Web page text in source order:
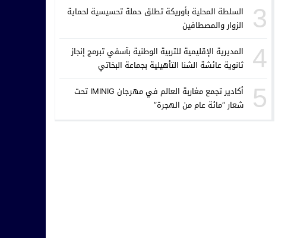
3
السلطة المحلية بأوريكة تطلق حملة تحسيسية لحماية
الزوار والمصطافين
4
المديرية الإقليمية للتربية الوطنية بآسفي تبرمج إنجاز
ثانوية عائشة الشنا التأهيلية بجماعة البخاتي
5
أكادير تجمع مغاربة العالم في مهرجان IMINIG تحت
شعار “مائة عام من الهجرة”